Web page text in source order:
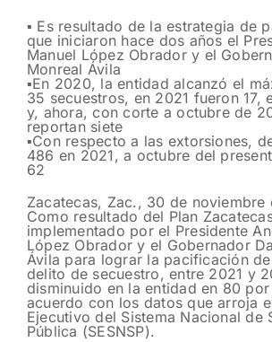
▪️ Es resultado de la estrategia de
que iniciaron hace dos años el
Manuel López Obrador y el
Monreal Ávila
▪️En 2020, la entidad alcanzó el
35 secuestros, en 2021 fueron 17,
y, ahora, con corte a octubre de
reportan siete
▪️Con respecto a las extorsiones,
486 en 2021, a octubre del
62
Zacatecas, Zac., 30 de
Como resultado del Plan
implementado por el Presidente
López Obrador y el Gobernador
Ávila para lograr la pacificación
delito de secuestro, entre 2021 y
disminuido en la entidad en 80
acuerdo con los datos que arroja
Ejecutivo del Sistema Nacional de
Pública (SESNSP).